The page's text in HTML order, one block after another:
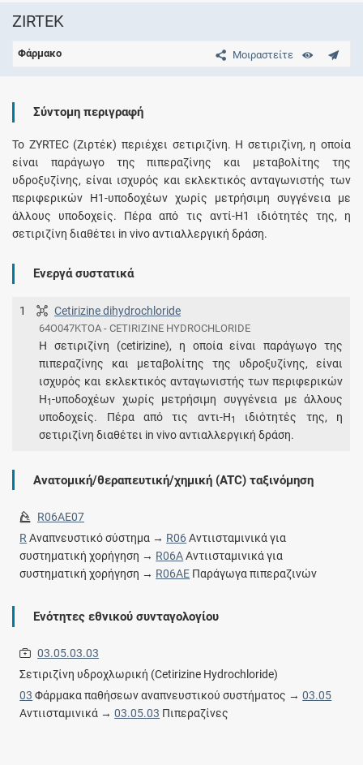
ZIRTEK
Μοιραστείτε
Φάρμακο
Σύντομη περιγραφή
Το ZYRTEC (Ζιρτέκ) περιέχει σετιριζίνη. Η σετιριζίνη, η οποία
είναι παράγωγο της πιπεραζίνης και μεταβολίτης της
υδροξυζίνης, είναι ισχυρός και εκλεκτικός ανταγωνιστής των
περιφερικών Η1-υποδοχέων χωρίς μετρήσιμη συγγένεια με
άλλους υποδοχείς. Πέρα από τις αντί-Η1 ιδιότητές της, η
σετιριζίνη διαθέτει in vivo αντιαλλεργική δράση.
Ενεργά συστατικά
1 Cetirizine dihydrochloride
64O047KTOA - CETIRIZINE HYDROCHLORIDE
Η σετιριζίνη (cetirizine), η οποία είναι παράγωγο της
πιπεραζίνης και μεταβολίτης της υδροξυζίνης, είναι
ισχυρός και εκλεκτικός ανταγωνιστής των περιφερικών
Η1-υποδοχέων χωρίς μετρήσιμη συγγένεια με άλλους
υποδοχείς. Πέρα από τις αντι-Η1
ιδιότητές της, η
σετιριζίνη διαθέτει in vivo αντιαλλεργική δράση.
Ανατομική/θεραπευτική/χημική (ATC) ταξινόμηση
R06AE07
R Αναπνευστικό σύστημα → R06Αντιισταμινικά για
συστηματική χορήγηση → R06AΑντιισταμινικά για
συστηματική χορήγηση → R06AE Παράγωγα πιπεραζινών
Ενότητες εθνικού συνταγολογίου
03.05.03.03
Σετιριζίνη υδροχλωρική (Cetirizine Hydrochloride)
03 Φάρμακα παθήσεων αναπνευστικού συστήματος →03.05
Αντιισταμινικά →03.05.03 Πιπεραζίνες